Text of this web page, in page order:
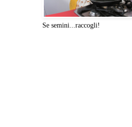
Se semini...raccogli!